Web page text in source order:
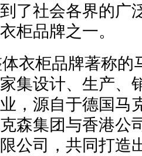
了社会各界的广
柜品牌之一。
衣柜品牌著称的
集设计、生产、
，源自于德国马
森集团与香港公
公司，共同打造